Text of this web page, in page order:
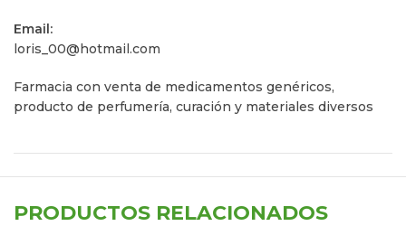
Email:
loris_00@hotmail.com
Farmacia con venta de medicamentos genéricos,
producto de perfumerí­a, curación y materiales diversos
PRODUCTOS RELACIONADOS